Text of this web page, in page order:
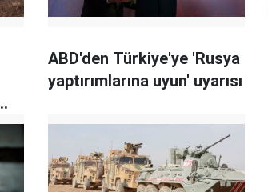
ABD'den Türkiye'ye 'Rusya
yaptırımlarına uyun' uyarısı